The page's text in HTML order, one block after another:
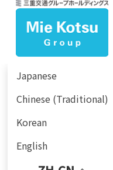
© 三重交通株式会社
Japanese
Chinese (Traditional)
Korean
English